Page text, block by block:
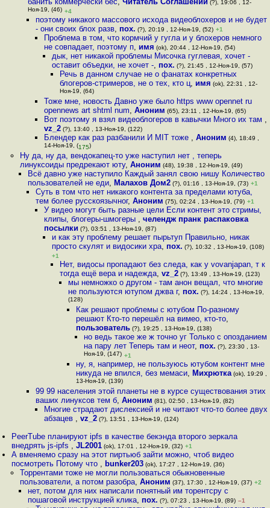
(?), 19:06 , 12-
Ноя-19, (46) +4
поэтому никакого массового исхода видеоблохеров и не будет
- они своих блох разв, пох. (?), 20:19 , 12-Ноя-19, (52) +1
Проблема в том, что кормчий у гугла и у блохеров немного
не совпадает, поэтому п, имя (ok), 20:44 , 12-Ноя-19, (54)
дык, нет никакой проблемы Мисочка гуглевая, хочет -
оставит объедки, не хочет -, пох. (?), 21:45 , 12-Ноя-19, (57)
Речь в данном случае не о фанатах конкретных
блогеров-стримеров, не о тех, кто ц, имя (ok), 22:31 , 12-
Ноя-19, (64)
Тоже мне, новость Давно уже было https www opennet ru
opennews art shtml num, Аноним (65), 23:11 , 12-Ноя-19, (65)
Вот поэтому я взял видеоблогеров в кавычки Много их там ,
vz_2(?), 13:40 , 13-Ноя-19, (122)
Блендер как раз разбанили И MIT тоже , Аноним (4), 18:49 ,
14-Ноя-19, (175)
Ну да, ну да, вендокапец-то уже наступил нет , теперь
линуксоиды предрекают юту, Аноним (48), 19:38 , 12-Ноя-19, (49)
Всё давно уже наступило Каждый занял свою нишу Количество
пользователей не еди, Малахов Дом2(?), 01:16 , 13-Ноя-19, (73) +1
Суть в том что нет никакого контента за пределами ютуба,
тем более русскоязычног,Аноним (75), 02:24 , 13-Ноя-19, (79) +1
У видео могут быть разные цели Если контент это стримы,
клипы, блогеры-шмогеры , челендж пранк распаковка
посылки (?), 03:51 , 13-Ноя-19, (87)
и как эту проблему решает пырьтуп Правильно, никак
просто скулят и видосики хра, пох. (?), 10:32 , 13-Ноя-19, (108)
+1
Нет, видосы пропадают без следа, как у vovanjapan, т к
тогда ещё вера и надежда,vz_2 (?), 13:49 , 13-Ноя-19, (123)
мы немножко о другом - там анон вещал, что многие
не пользуются ютупом джва г, пох. (?), 14:24 , 13-Ноя-19,
(128)
Как решают проблемы с ютубом По-разному
решают Кто-то перешёл на вимео, кто-то,
пользователь(?), 19:25 , 13-Ноя-19, (138)
но ведь такое же ж точно уг Только с опозданием
на пару лет Теперь там и неот, пох. (?), 23:30 , 13-
Ноя-19, (147) +1
ну, я, например, не пользуюсь ютубом контент мне
никуда не впился, без мемаси, Михрютка(ok), 19:29 ,
13-Ноя-19, (139)
99 99 населения этой планеты не в курсе существования этих
ваших линуксов тем б,Аноним (81), 02:50 , 13-Ноя-19, (82)
Многие страдают дислексией и не читают что-то более двух
абзацев , vz_2(?), 13:51 , 13-Ноя-19, (124)
PeerTube планируют ipfs в качестве бекэнда второго зеркала
внедрять js-ipfs ,JL2001 (ok), 17:01 , 12-Ноя-19, (32) +1
А вменяемо сразу на этот пиртьюб зайти можно, чтоб видео
посмотреть Потому что , bunker203 (ok), 17:27 , 12-Ноя-19, (36)
Торрентами тоже не могли пользоваться обыкновенные
пользователи, а потом разобра, Аноним (37), 17:30 , 12-Ноя-19, (37) +2
нет, потом для них написали понятный им торентсру с
пошаговой инструкцией клика, пох. (?), 07:23 , 13-Ноя-19, (89) –1